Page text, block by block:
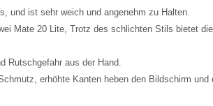
und ist sehr weich und angenehm zu Halten.
Mate 20 Lite, Trotz des schlichten Stils bietet
Rutschgefahr aus der Hand.
erhöhte Kanten heben den Bildschirm und